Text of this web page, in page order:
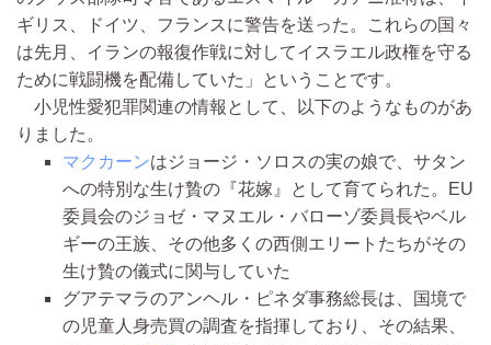
ギリス、ドイツ、フランスに警告を送った。これらの国々
は先月、イランの報復作戦に対してイスラエル政権を守る
ために戦闘機を配備していた」ということです。
小児性愛犯罪関連の情報として、以下のようなものがあ
りました。
マクカーンはジョージ・ソロスの実の娘で、サタン
への特別な生け贄の『花嫁』として育てられた。EU
委員会のジョゼ・マヌエル・バローゾ委員長やベル
ギーの王族、その他多くの西側エリートたちがその
生け贄の儀式に関与していた
グアテマラのアンヘル・ピネダ事務総長は、国境で
の児童人身売買の調査を指揮しており、その結果、